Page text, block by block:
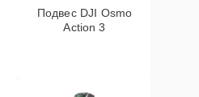
Подвес DJI Osmo
Action 3